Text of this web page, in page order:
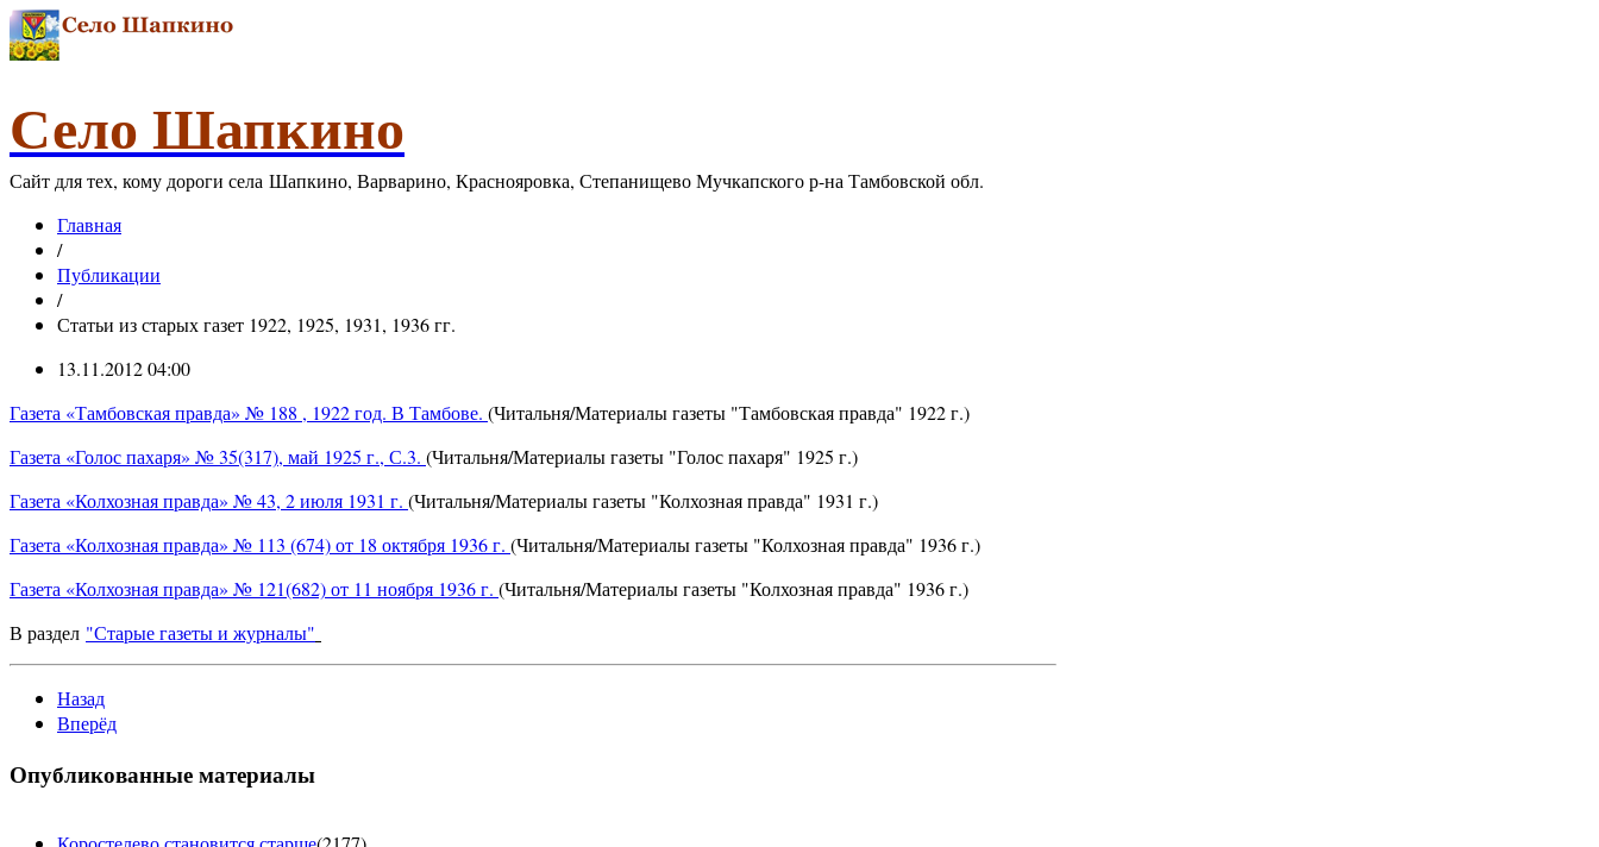
Село Шапкино
Сайт для тех, кому дороги села Шапкино, Варварино, Краснояровка, Степанищево Мучкапского р-на Тамбовской обл.
Главная
/
Публикации
/
Статьи из старых газет 1922, 1925, 1931, 1936 гг.
13.11.2012 04:00
Газета «Тамбовская правда» № 188 , 1922 год. В Тамбове. (Читальня/Материалы газеты "Тамбовская правда" 1922 г.)
Газета «Голос пахаря» № 35(317), май 1925 г., С.3. (Читальня/Материалы газеты "Голос пахаря" 1925 г.)
Газета «Колхозная правда» № 43, 2 июля 1931 г. (Читальня/Материалы газеты "Колхозная правда" 1931 г.)
Газета «Колхозная правда» № 113 (674) от 18 октября 1936 г. (Читальня/Материалы газеты "Колхозная правда" 1936 г.)
Газета «Колхозная правда» № 121(682) от 11 ноября 1936 г. (Читальня/Материалы газеты "Колхозная правда" 1936 г.)
В раздел "Старые газеты и журналы"
Назад
Вперёд
Опубликованные материалы